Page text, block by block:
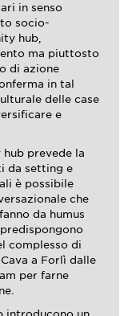
in senso
socio-
hub,
ma piuttosto
di azione
in tal
delle case
e
prevede la
da setting e
è possibile
che
da humus
complesso di
a Forlì dalle
per farne